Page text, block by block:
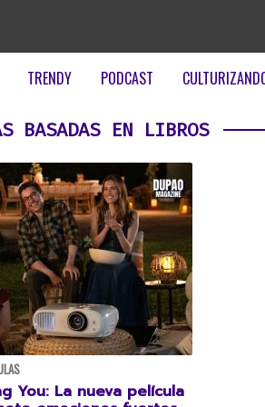
TRENDY PODCAST
BASADAS EN LIBROS
You: La nueva película